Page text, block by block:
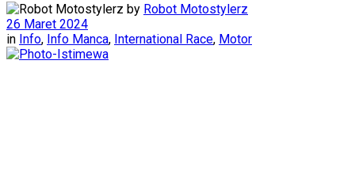
by Robot Motostylerz
26 Maret 2024
in Info, Info Manca, International Race, Motor